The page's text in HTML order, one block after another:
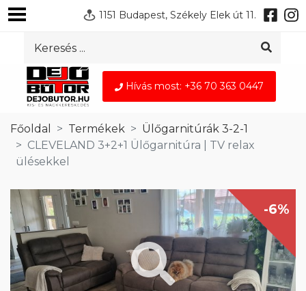
1151 Budapest, Székely Elek út 11.
Hívás most: +36 70 363 0447
Főoldal Termékek
Ülőgarnitúrák 3-2-1
CLEVELAND 3+2+1 Ülőgarnitúra | TV relax
ülésekkel
-6%